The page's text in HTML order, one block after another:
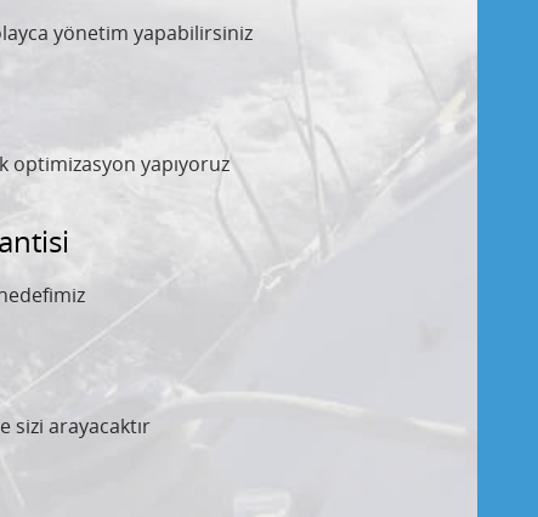
yönetim yapabilirsiniz
optimizasyon yapıyoruz
sizi arayacaktır